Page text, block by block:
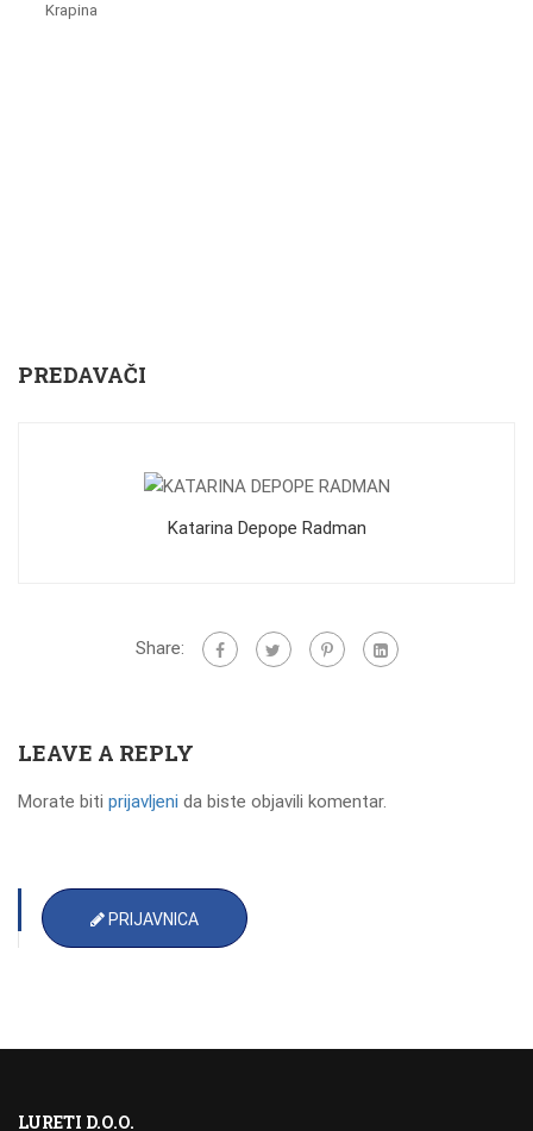
Krapina
PREDAVAČI
Katarina Depope Radman
Share:
LEAVE A REPLY
Morate biti prijavljeni da biste objavili komentar.
PRIJAVNICA
LURETI D.O.O.